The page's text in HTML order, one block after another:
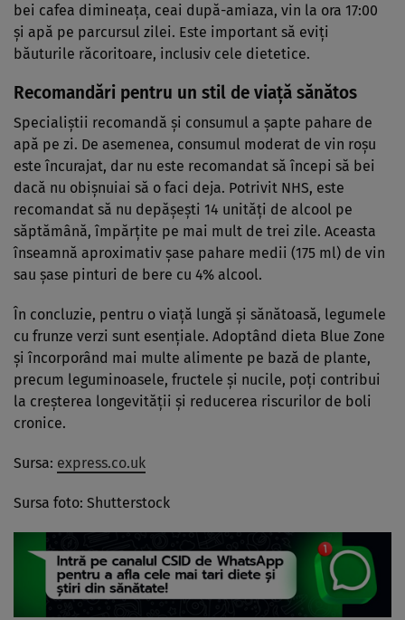
bei cafea dimineața, ceai după-amiaza, vin la ora 17:00
și apă pe parcursul zilei. Este important să eviți
băuturile răcoritoare, inclusiv cele dietetice.
Recomandări pentru un stil de viață sănătos
Specialiștii recomandă și consumul a șapte pahare de
apă pe zi. De asemenea, consumul moderat de vin roșu
este încurajat, dar nu este recomandat să începi să bei
dacă nu obișnuiai să o faci deja. Potrivit NHS, este
recomandat să nu depășești 14 unități de alcool pe
săptămână, împărțite pe mai mult de trei zile. Aceasta
înseamnă aproximativ șase pahare medii (175 ml) de vin
sau șase pinturi de bere cu 4% alcool.
În concluzie, pentru o viață lungă și sănătoasă, legumele
cu frunze verzi sunt esențiale. Adoptând dieta Blue Zone
și încorporând mai multe alimente pe bază de plante,
precum leguminoasele, fructele și nucile, poți contribui
la creșterea longevității și reducerea riscurilor de boli
cronice.
Sursa: express.co.uk
Sursa foto: Shutterstock